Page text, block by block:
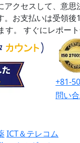
クセスして、意思
お支払いは受領後
。
すぐにレポー
+81-
問い
ICT＆テレコム